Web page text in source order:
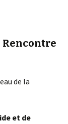
Rencontre
de la
et de